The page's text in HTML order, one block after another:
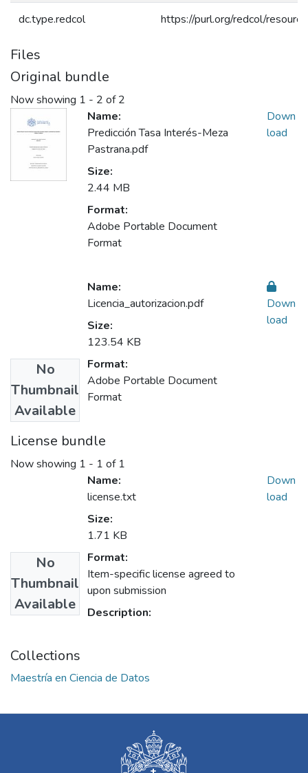
dc.type.redcol https://purl.org/redcol/
Files
Original bundle
Now showing 1 - 2 of 2
Name:
Predicción Tasa Interés-Meza
Pastrana.pdf
Size:
2.44 MB
Format:
Adobe Portable Document
Format
Down
load
No
Thumbnail
Available
Name:
Licencia_autorizacion.pdf
Size:
123.54 KB
Format:
Adobe Portable Document
Format
Down
load
License bundle
Now showing 1 - 1 of 1
No
Thumbnail
Available
Name:
license.txt
Size:
1.71 KB
Format:
Item-specific license agreed to
upon submission
Description:
Down
load
Collections
Maestría en Ciencia de Datos